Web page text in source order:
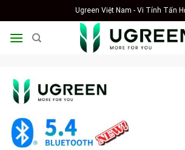
to
content
Ugreen Việt Nam - Vi Tính Tấn